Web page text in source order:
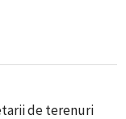
de terenuri